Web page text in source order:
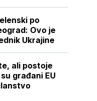
po
Ovo je
Ukrajine
ali postoje
građani EU